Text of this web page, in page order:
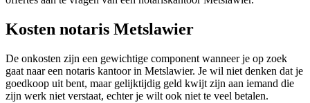
Kosten notaris Metslawier
De onkosten zijn een gewichtige component wanneer je op zoek
gaat naar een notaris kantoor in Metslawier. Je wil niet denken dat je
goedkoop uit bent, maar gelijktijdig geld kwijt zijn aan iemand die
zijn werk niet verstaat, echter je wilt ook niet te veel betalen.